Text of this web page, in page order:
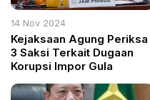
14 Nov 2024
Kejaksaan Agung Periksa
3 Saksi Terkait Dugaan
Korupsi Impor Gula